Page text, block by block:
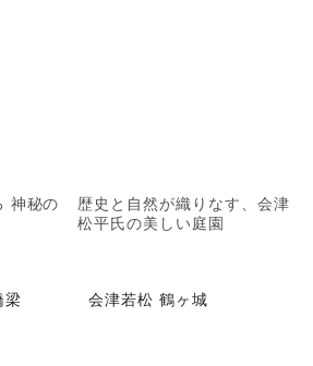
神秘の
歴史と自然が織りなす、会津
松平氏の美しい庭園
会津若松 鶴ヶ城